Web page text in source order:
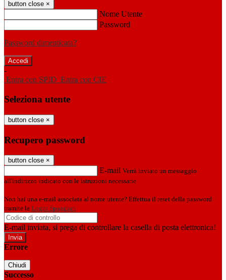
button close ×
Nome Utente
Password
Password dimenticata?
-
Entra con SPID Entra con CIE
Seleziona utente
button close ×
Recupero password
button close ×
E-mail Verrà inviato un messaggio
all'indirizzo indicato con le istruzioni necessarie.
Non hai una e-mail associata al nome utente? Effettua il reset della password
tramite la Login Spaggiari
E-mail inviata, si prega di controllare la casella di posta elettronica!
Errore
Chiudi
Successo